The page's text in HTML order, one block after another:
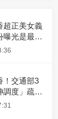
超正美女義
曝光是最美
婚
！交通部3
調度」疏運